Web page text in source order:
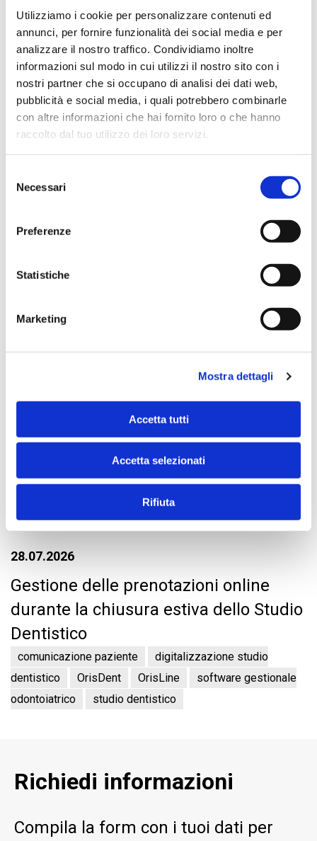
Utilizziamo i cookie per personalizzare contenuti ed
annunci, per fornire funzionalità dei social media e per
analizzare il nostro traffico. Condividiamo inoltre
informazioni sul modo in cui utilizzi il nostro sito con i
nostri partner che si occupano di analisi dei dati web,
pubblicità e social media, i quali potrebbero combinarle
con altre informazioni che hai fornito loro o che hanno
raccolto dal tuo utilizzo dei loro servizi.
delNecessari
Preferenze
Statistiche
Marketing
Mostra dettagli
Accetta tutti
Accetta selezionati
Rifiuta
Firma Elettronica: tutto quello che c’è
digitalizzazione studio dentistico
firma elettronica
odontoiatrico
28.07.2026
Gestione delle prenotazioni online
durante la chiusura estiva dello Studio
Dentistico
comunicazione paziente
digitalizzazione studio
dentistico
OrisDent OrisLine
software gestionale
odontoiatrico
studio dentistico
Richiedi informazioni
Compila la form con i tuoi dati per